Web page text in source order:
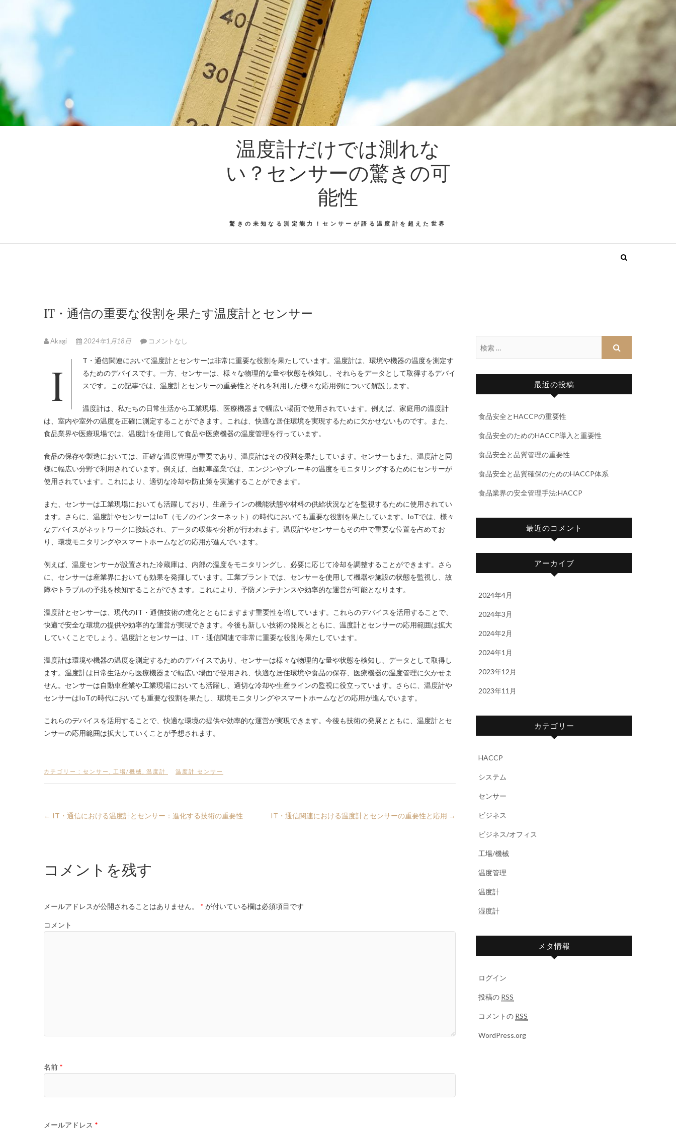
温度計だけでは測れな
い？センサーの驚きの可
能性
驚きの未知なる測定能力！センサーが語る温度計を超えた世界
IT・通信の重要な役割を果たす温度計とセンサー
Akagi 2024年1月18日 コメントなし
IT・通信関連において温度計とセンサーは非常に重要な役割を果たしています。 温度計は、環境や機器の温度を測定す
るためのデバイスです。一方、センサーは、様々な物理的な量や状態を検知し、それらをデータとして取得するデバイ
スです。この記事では、温度計とセンサーの重要性とそれを利用した様々な応用例について解説します。
温度計は、私たちの日常生活から工業現場、医療機器まで幅広い場面で使用されています。例えば、家庭用の温度計
は、室内や室外の温度を正確に測定することができます。これは、快適な居住環境を実現するために欠かせないものです。また、
食品業界や医療現場では、温度計を使用して食品や医療機器の温度管理を行っています。
食品の保存や製造においては、正確な温度管理が重要であり、温度計はその役割を果たしています。センサーもまた、温度計と同
様に幅広い分野で利用されています。例えば、自動車産業では、エンジンやブレーキの温度をモニタリングするためにセンサーが
使用されています。これにより、適切な冷却や防止策を実施することができます。
また、センサーは工業現場においても活躍しており、生産ラインの機能状態や材料の供給状況などを監視するために使用されてい
ます。さらに、温度計やセンサーはIoT（モノのインターネット）の時代においても重要な役割を果たしています。IoTでは、様々
なデバイスがネットワークに接続され、データの収集や分析が行われます。温度計やセンサーもその中で重要な位置を占めてお
り、環境モニタリングやスマートホームなどの応用が進んでいます。
例えば、温度センサーが設置された冷蔵庫は、内部の温度をモニタリングし、必要に応じて冷却を調整することができます。さら
に、センサーは産業界においても効果を発揮しています。工業プラントでは、センサーを使用して機器や施設の状態を監視し、故
障やトラブルの予兆を検知することができます。これにより、予防メンテナンスや効率的な運営が可能となります。
温度計とセンサーは、現代のIT・通信技術の進化とともにますます重要性を増しています。これらのデバイスを活用することで、
快適で安全な環境の提供や効率的な運営が実現できます。今後も新しい技術の発展とともに、温度計とセンサーの応用範囲は拡大
していくことでしょう。温度計とセンサーは、IT・通信関連で非常に重要な役割を果たしています。
温度計は環境や機器の温度を測定するためのデバイスであり、センサーは様々な物理的な量や状態を検知し、データとして取得し
ます。温度計は日常生活から医療機器まで幅広い場面で使用され、快適な居住環境や食品の保存、医療機器の温度管理に欠かせま
せん。センサーは自動車産業や工業現場においても活躍し、適切な冷却や生産ラインの監視に役立っています。さらに、温度計や
センサーはIoTの時代においても重要な役割を果たし、環境モニタリングやスマートホームなどの応用が進んでいます。
これらのデバイスを活用することで、快適な環境の提供や効率的な運営が実現できます。今後も技術の発展とともに、温度計とセ
ンサーの応用範囲は拡大していくことが予想されます。
カテゴリー : センサー 工場/機械 温度計 温度計 センサー
← IT・通信における温度計とセンサー：進化する技術の重要性 IT・通信関連における温度計とセンサーの重要性と応用 →
コメントを残す
メールアドレスが公開されることはありません。 * が付いている欄は必須項目です
コメント
名前 *
メールアドレス *
最近の投稿
食品安全とHACCPの重要性
食品安全のためのHACCP導入と重要性
食品安全と品質管理の重要性
食品安全と品質確保のためのHACCP体系
食品業界の安全管理手法:HACCP
最近のコメント
アーカイブ
2024年4月
2024年3月
2024年2月
2024年1月
2023年12月
2023年11月
カテゴリー
HACCP
システム
センサー
ビジネス
ビジネス/オフィス
工場/機械
温度管理
温度計
湿度計
メタ情報
ログイン
投稿の RSS
コメントの RSS
WordPress.org